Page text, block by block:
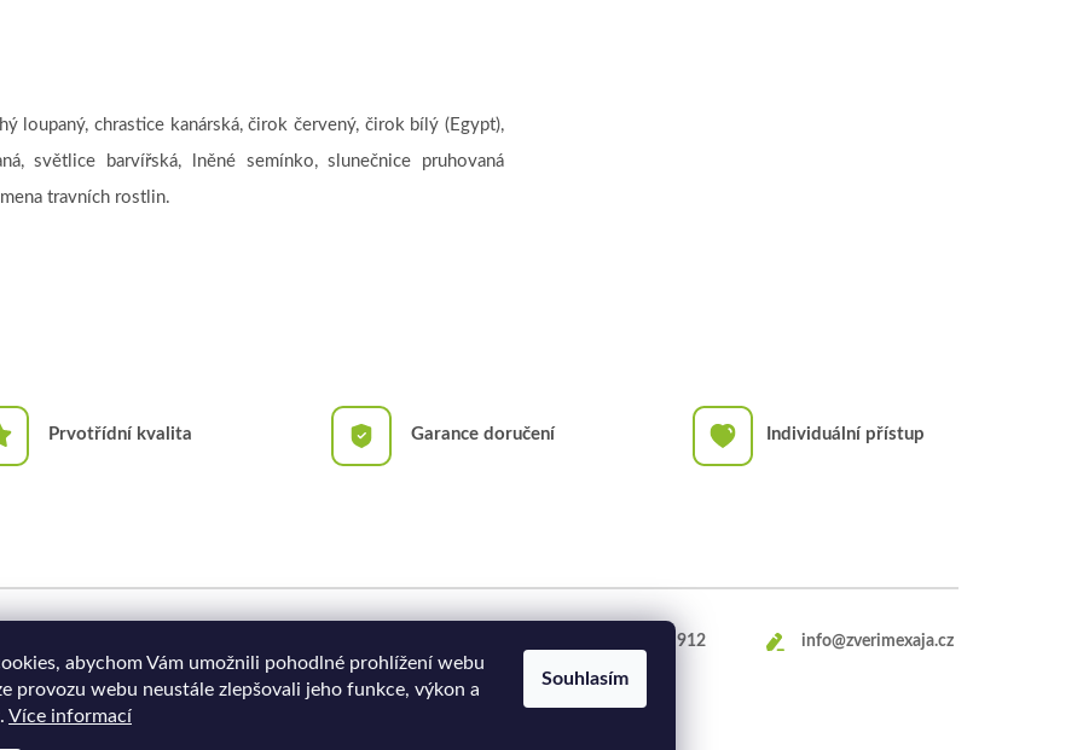
abychom Vám umožnili pohodlné prohlížení webu
provozu webu neustále zlepšovali jeho funkce, výkon a
Více informací
Souhlasím
loupaný, chrastice kanárská, čirok červený, čirok bílý (Egypt),
světlice barvířská, lněné semínko, slunečnice pruhovaná
travních rostlin.
Prvotřídní kvalita Garance doručení Individuální přístup
469 660 912 info@zverimexaja.cz